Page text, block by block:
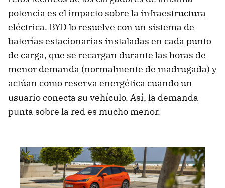
potencia es el impacto sobre la infraestructura
eléctrica. BYD lo resuelve con un sistema de
baterías estacionarias instaladas en cada punto
de carga, que se recargan durante las horas de
menor demanda (normalmente de madrugada) y
actúan como reserva energética cuando un
usuario conecta su vehículo. Así, la demanda
punta sobre la red es mucho menor.